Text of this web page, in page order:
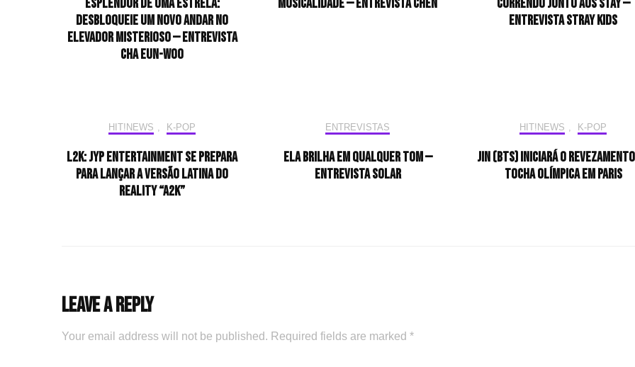
esplendor de uma estrela:
desbloqueie um novo andar no
elevador misterioso — Entrevista
CHA EUN-WOO
musicalidade — Entrevista CHEN
correndo junto aos STAY —
Entrevista Stray Kids
HIT!NEWS , K-POP
L2K: JYP Entertainment se prepara
para lançar a versão latina do
reality “A2K”
ENTREVISTAS
Ela brilha em qualquer tom —
Entrevista Solar
HIT!NEWS , K-POP
Jin (BTS) iniciará o
tocha olímpica em Paris
Leave a Reply
Your email address will not be published. Required fields are marked *